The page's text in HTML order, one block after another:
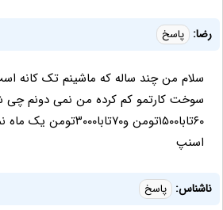
رضا: پاسخ
سلام من چند ساله که ماشینم تک کانه
سوخت کارتمو کم کرده من نمی دونم چی
۶۰تابا۱۵۰۰تومن
اسنپ
ناشناس: پاسخ